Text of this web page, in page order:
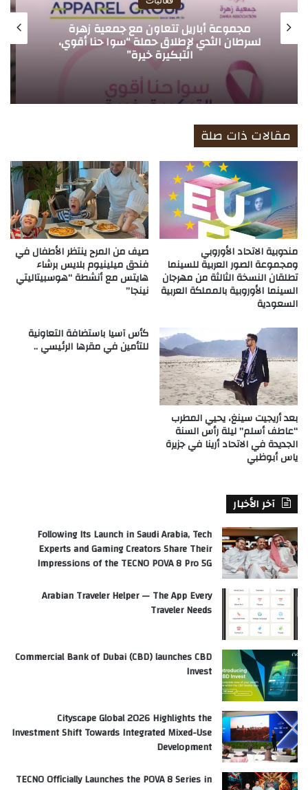
فعاليات
بريمال باتيل يُطلق كتابه الجديد “يانغا أنبلَغد”
لتمكين القادة من الازدهار
مقالات ذات صلة
مندوبية الاتحاد الأوروبي
ومجموعة الصور العربية للسينما
تطلقان النسخة الثالثة من مهرجان
السينما الأوروبية بالمملكة العربية
السعودية
صيف من المرح ينتظر الأطفال في
فندق ميلينيوم بلايس برشاء
هايتس مع أنشطة “هوسبيتاليتي
نينجا”
بعد أريجيت سينغ، يحيي المطرب
“عاطف أسلم” ليلة رأس السنة
الجديدة في الاتحاد أرينا في جزيرة
ياس أبوظبي
كأس آسيا باستضافة التعاونية
للتأمين في مقرها الرئيسي ..
آخر الأخبار
Following Its Launch in Saudi Arabia, Tech
Experts and Gaming Creators Share Their
Impressions of the TECNO POVA 8 Pro 5G
Arabian Traveler Helper — The App Every
Traveler Needs
Commercial Bank of Dubai (CBD) launches CBD
Invest
Cityscape Global 2026 Highlights the
Investment Shift Towards Integrated Mixed-Use
Development
TECNO Officially Launches the POVA 8 Series in